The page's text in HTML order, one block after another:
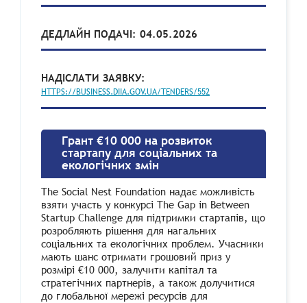
ДЕДЛАЙН ПОДАЧІ: 04.05.2026
НАДІСЛАТИ ЗАЯВКУ:
HTTPS://BUSINESS.DIIA.GOV.UA/TENDERS/552
Грант €10 000 на розвиток
стартапу для соціальних та
екологічних змін
The Social Nest Foundation надає можливість
взяти участь у конкурсі The Gap in Between
Startup Challenge для підтримки стартапів, що
розробляють рішення для нагальних
соціальних та екологічних проблем. Учасники
мають шанс отримати грошовий приз у
розмірі €10 000, залучити капітал та
стратегічних партнерів, а також долучитися
до глобальної мережі ресурсів для